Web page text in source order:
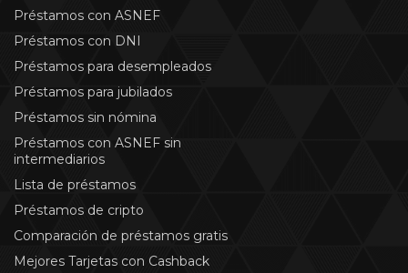
Préstamos con ASNEF
Préstamos con DNI
Préstamos para desempleados
Préstamos para jubilados
Préstamos sin nómina
Préstamos con ASNEF sin
intermediarios
Lista de préstamos
Préstamos de cripto
Comparación de préstamos gratis
Mejores Tarjetas con Cashback